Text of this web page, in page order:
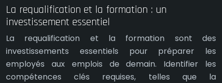
La requalification et la formation : un
investissement essentiel
La requalification et la formation sont des
investissements essentiels pour préparer les
employés aux emplois de demain. Identifier les
compétences clés requises, telles que la